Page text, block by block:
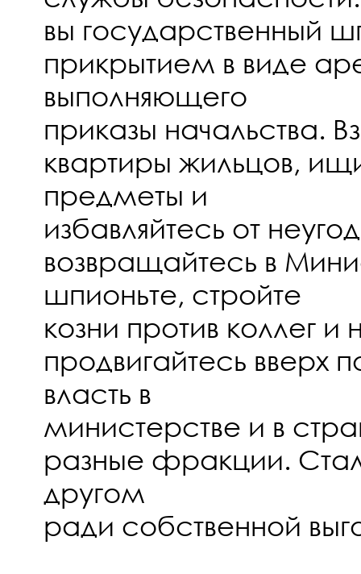
вы государственный
прикрытием в виде
выполняющего
приказы начальства.
квартиры жильцов,
предметы и
избавляйтесь от
возвращайтесь в
шпионьте, стройте
козни против коллег и
продвигайтесь вверх
власть в
министерстве и в
разные фракции.
другом
ради собственной